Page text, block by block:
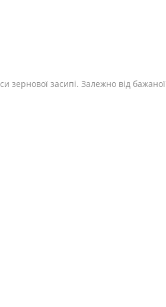
зернової засипі. Залежно від бажаної